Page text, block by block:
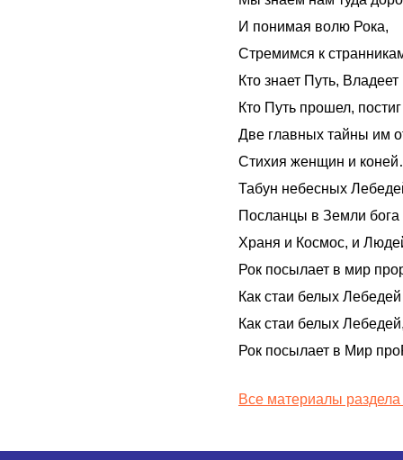
И понимая волю Рока,
Стремимся к
Кто знает Путь,
Кто Путь прошел,
Две главных тайны им
Стихия женщин и
Табун небесных
Посланцы в Земли бога
Храня и Космос, и
Рок посылает в мир
Как стаи белых
Как стаи белых
Рок посылает в Мир
Все материалы